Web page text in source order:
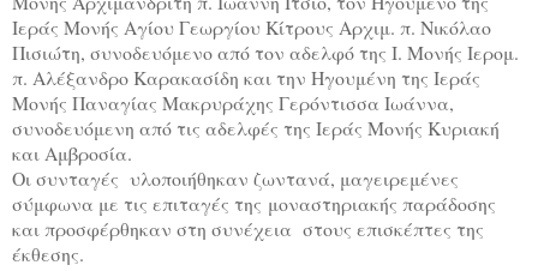
Ιεράς Μονής Αγίου Γεωργίου Κίτρους Αρχιμ. π. Νικόλαο
Πισιώτη, συνοδευόμενο από τον αδελφό της Ι. Μονής Ιερομ.
π. Αλέξανδρο Καρακασίδη και την Ηγουμένη της Ιεράς
Μονής Παναγίας Μακρυράχης Γερόντισσα Ιωάννα,
συνοδευόμενη από τις αδελφές της Ιεράς Μονής Κυριακή
και Αμβροσία.
Οι συνταγές υλοποιήθηκαν ζωντανά, μαγειρεμένες
σύμφωνα με τις επιταγές της μοναστηριακής παράδοσης
και προσφέρθηκαν στη συνέχεια στους επισκέπτες της
έκθεσης.